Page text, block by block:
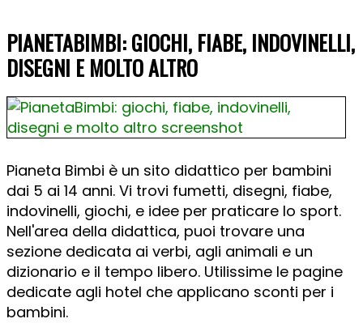
PIANETABIMBI: GIOCHI, FIABE, INDOVINELLI,
DISEGNI E MOLTO ALTRO
Pianeta Bimbi è un sito didattico per bambini
dai 5 ai 14 anni. Vi trovi fumetti, disegni, fiabe,
indovinelli, giochi, e idee per praticare lo sport.
Nell'area della didattica, puoi trovare una
sezione dedicata ai verbi, agli animali e un
dizionario e il tempo libero. Utilissime le pagine
dedicate agli hotel che applicano sconti per i
bambini.